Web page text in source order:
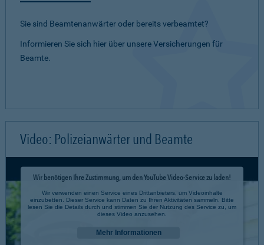
Sie sind Beamtenanwärter oder bereits verbeamtet?
Informieren Sie sich hier über unsere Versicherungen für
Beamte.
Video: Polizeianwärter und Beamte
Wir benötigen Ihre Zustimmung, um den YouTube Video-Service zu laden!
Wir verwenden einen Service eines Drittanbieters, um Videoinhalte
einzubetten. Dieser Service kann Daten zu Ihren Aktivitäten sammeln. Bitte
lesen Sie die Details durch und stimmen Sie der Nutzung des Service zu, um
dieses Video anzusehen.
Mehr Informationen